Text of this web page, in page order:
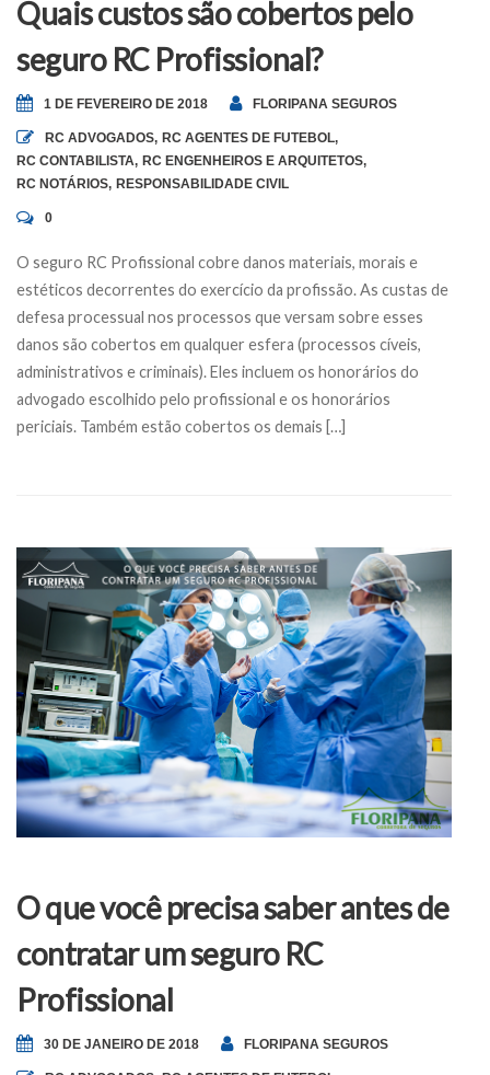
Quais custos são cobertos pelo
seguro RC Profissional?
1 DE FEVEREIRO DE 2018 FLORIPANA SEGUROS
RC ADVOGADOS, RC AGENTES DE FUTEBOL,
RC CONTABILISTA, RC ENGENHEIROS E ARQUITETOS,
RC NOTÁRIOS, RESPONSABILIDADE CIVIL
0
O seguro RC Profissional cobre danos materiais, morais e
estéticos decorrentes do exercício da profissão. As custas de
defesa processual nos processos que versam sobre esses
danos são cobertos em qualquer esfera (processos cíveis,
administrativos e criminais). Eles incluem os honorários do
advogado escolhido pelo profissional e os honorários
periciais. Também estão cobertos os demais […]
O que você precisa saber antes de
contratar um seguro RC
Profissional
30 DE JANEIRO DE 2018 FLORIPANA SEGUROS